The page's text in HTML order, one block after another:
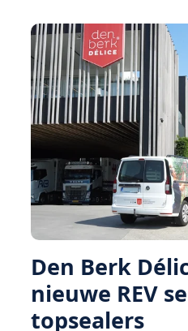
Den Berk
nieuwe REV
topsealers